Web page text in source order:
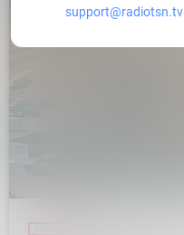
support@radiotsn.tv